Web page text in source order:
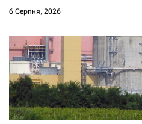
6 Серпня, 2026